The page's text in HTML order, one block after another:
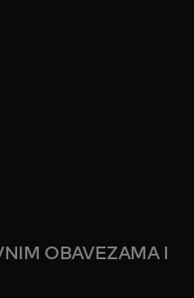
new tab
OBAVEZAMA I